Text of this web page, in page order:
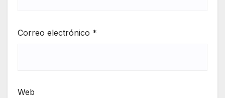
Correo electrónico *
Web